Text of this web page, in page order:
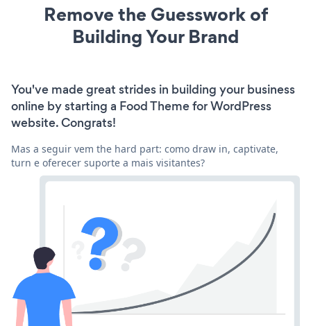
Remove the Guesswork of
Building Your Brand
You've made great strides in building your business
online by starting a Food Theme for WordPress
website. Congrats!
Mas a seguir vem the hard part: como draw in, captivate,
turn e oferecer suporte a mais visitantes?